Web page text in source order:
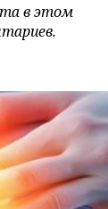
в этом